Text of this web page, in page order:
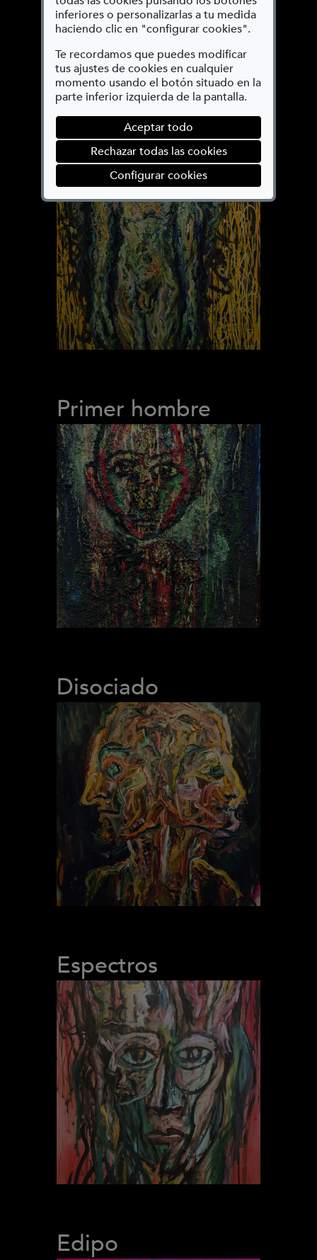
inferiores o personalizarlas a tu medida
haciendo clic en "configurar cookies".
Te recordamos que puedes modificar
tus ajustes de cookies en cualquier
momento usando el botón situado en la
parte inferior izquierda de la pantalla.
Aceptar todo
Rechazar todas las cookies
Configurar cookies(abre en ventana
Angelus Novus II
Primer hombre
Disociado
Espectros
Edipo